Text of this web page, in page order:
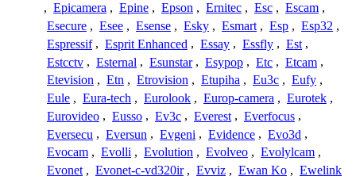
, Epicamera , Epine , Epson , Ernitec , Esc , Escam ,
Esecure , Esee , Esense , Esky , Esmart , Esp , Esp32 ,
Espressif , Esprit Enhanced , Essay , Essfly , Est ,
Estcctv , Esternal , Esunstar , Esypop , Etc , Etcam ,
Etevision , Etn , Etrovision , Etupiha , Eu3c , Eufy ,
Eule , Eura-tech , Eurolook , Europ-camera , Eurotek ,
Eurovideo , Eusso , Ev3c , Everest , Everfocus ,
Eversecu , Eversun , Evgeni , Evidence , Evo3d ,
Evocam , Evolli , Evolution , Evolveo , Evolylcam ,
Evonet , Evonet-c-vd320ir , Evviz , Ewan Ko , Ewelink